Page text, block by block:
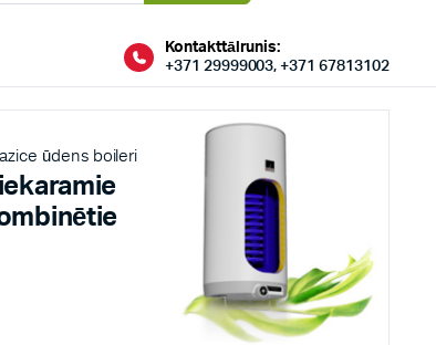
Kontakttālrunis:
+371 29999003, +371 67813102
ūdens boileri